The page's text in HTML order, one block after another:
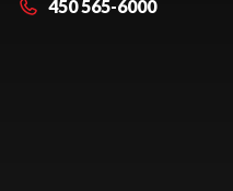
450 565-6000